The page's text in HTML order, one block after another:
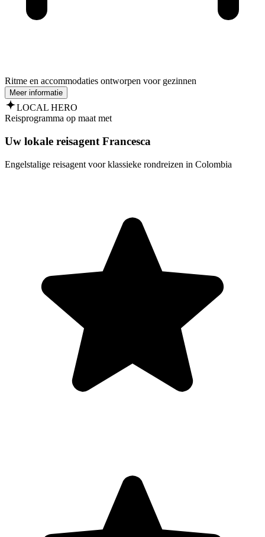
Ritme en accommodaties ontworpen voor gezinnen
Meer informatie
LOCAL HERO
Reisprogramma op maat met
Uw lokale reisagent Francesca
Engelstalige reisagent voor klassieke rondreizen in Colombia